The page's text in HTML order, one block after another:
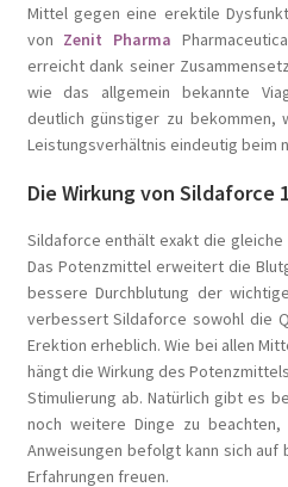
Mittel gegen eine erektile
von Zenit Pharma
erreicht dank seiner
wie das allgemein bekannte
deutlich günstiger zu
Leistungsverhältnis eindeutig beim
Die Wirkung von Sildaforce
Sildaforce enthält exakt die gleiche
Das Potenzmittel erweitert die
bessere Durchblutung der
verbessert Sildaforce sowohl die
Erektion erheblich. Wie bei allen
hängt die Wirkung des
Stimulierung ab. Natürlich gibt es
noch weitere Dinge zu
Anweisungen befolgt kann sich
Erfahrungen freuen.